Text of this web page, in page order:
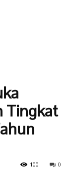
Tingkat
0
100